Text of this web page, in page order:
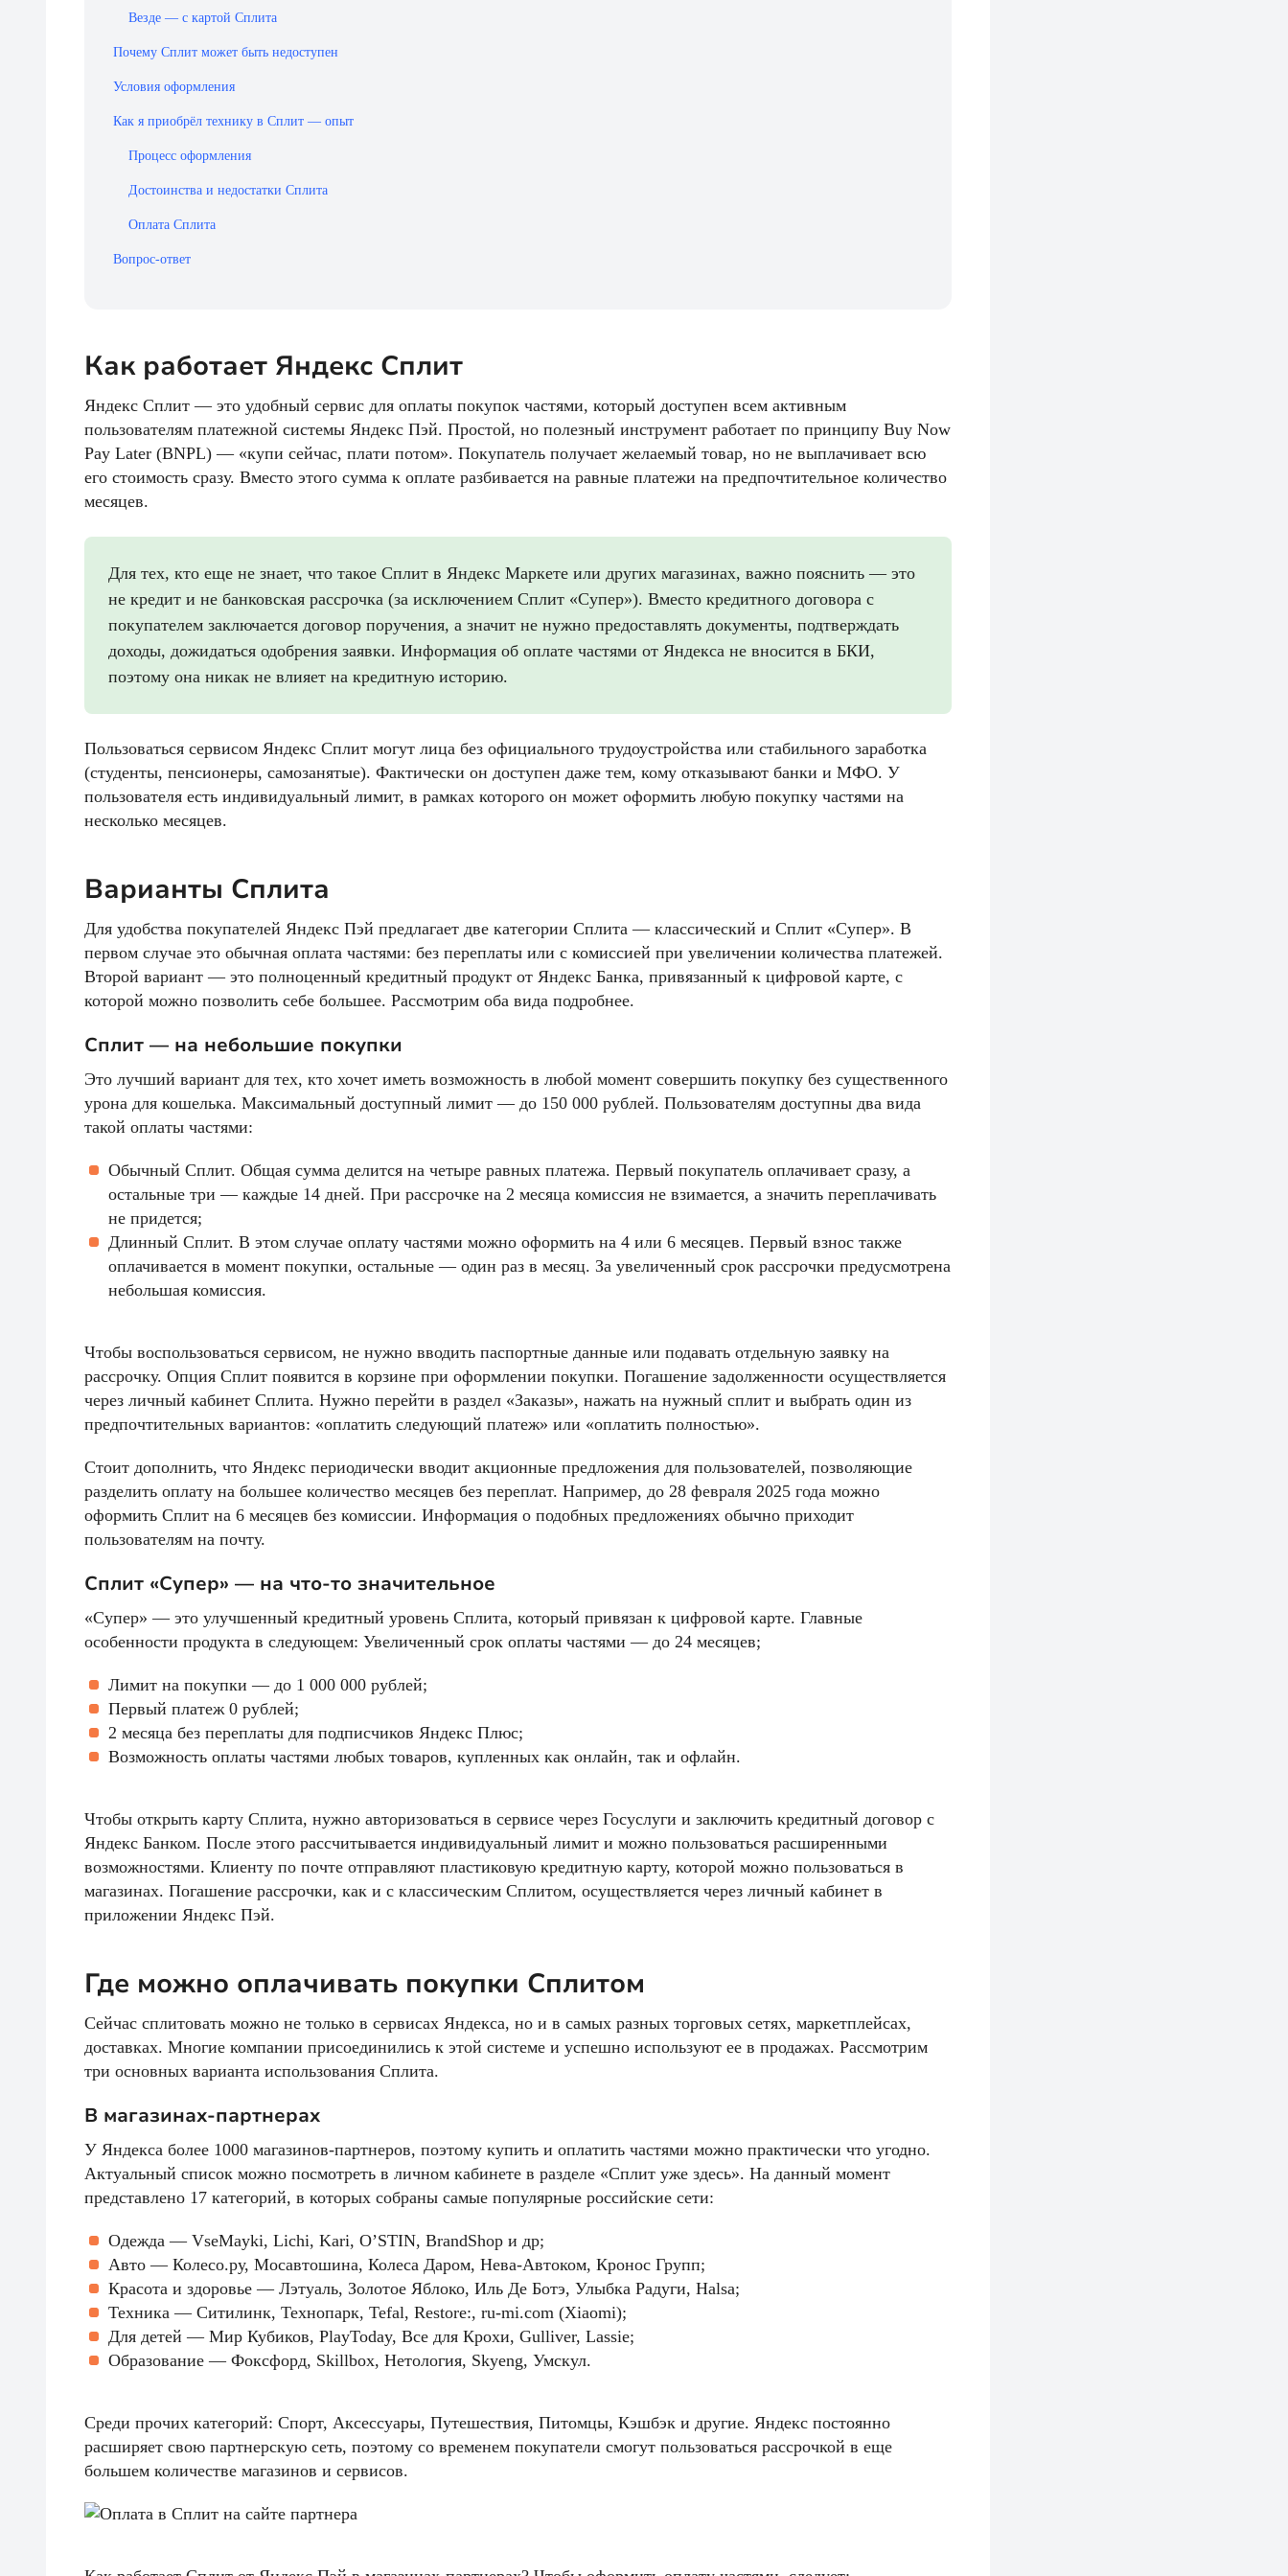
Везде — с картой Сплита
Почему Сплит может быть недоступен
Условия оформления
Как я приобрёл технику в Сплит — опыт
Процесс оформления
Достоинства и недостатки Сплита
Оплата Сплита
Вопрос-ответ
Как работает Яндекс Сплит
Яндекс Сплит — это удобный сервис для оплаты покупок частями, который доступен всем активным
пользователям платежной системы Яндекс Пэй. Простой, но полезный инструмент работает по принципу Buy Now
Pay Later (BNPL) — «купи сейчас, плати потом». Покупатель получает желаемый товар, но не выплачивает всю
его стоимость сразу. Вместо этого сумма к оплате разбивается на равные платежи на предпочтительное количество
месяцев.
Для тех, кто еще не знает, что такое Сплит в Яндекс Маркете или других магазинах, важно пояснить — это
не кредит и не банковская рассрочка (за исключением Сплит «Супер»). Вместо кредитного договора с
покупателем заключается договор поручения, а значит не нужно предоставлять документы, подтверждать
доходы, дожидаться одобрения заявки. Информация об оплате частями от Яндекса не вносится в БКИ,
поэтому она никак не влияет на кредитную историю.
Пользоваться сервисом Яндекс Сплит могут лица без официального трудоустройства или стабильного заработка
(студенты, пенсионеры, самозанятые). Фактически он доступен даже тем, кому отказывают банки и МФО. У
пользователя есть индивидуальный лимит, в рамках которого он может оформить любую покупку частями на
несколько месяцев.
Варианты Сплита
Для удобства покупателей Яндекс Пэй предлагает две категории Сплита — классический и Сплит «Супер». В
первом случае это обычная оплата частями: без переплаты или с комиссией при увеличении количества платежей.
Второй вариант — это полноценный кредитный продукт от Яндекс Банка, привязанный к цифровой карте, с
которой можно позволить себе большее. Рассмотрим оба вида подробнее.
Сплит — на небольшие покупки
Это лучший вариант для тех, кто хочет иметь возможность в любой момент совершить покупку без существенного
урона для кошелька. Максимальный доступный лимит — до 150 000 рублей. Пользователям доступны два вида
такой оплаты частями:
Обычный Сплит. Общая сумма делится на четыре равных платежа. Первый покупатель оплачивает сразу, а
остальные три — каждые 14 дней. При рассрочке на 2 месяца комиссия не взимается, а значить переплачивать
не придется;
Длинный Сплит. В этом случае оплату частями можно оформить на 4 или 6 месяцев. Первый взнос также
оплачивается в момент покупки, остальные — один раз в месяц. За увеличенный срок рассрочки предусмотрена
небольшая комиссия.
Чтобы воспользоваться сервисом, не нужно вводить паспортные данные или подавать отдельную заявку на
рассрочку. Опция Сплит появится в корзине при оформлении покупки. Погашение задолженности осуществляется
через личный кабинет Сплита. Нужно перейти в раздел «Заказы», нажать на нужный сплит и выбрать один из
предпочтительных вариантов: «оплатить следующий платеж» или «оплатить полностью».
Стоит дополнить, что Яндекс периодически вводит акционные предложения для пользователей, позволяющие
разделить оплату на большее количество месяцев без переплат. Например, до 28 февраля 2025 года можно
оформить Сплит на 6 месяцев без комиссии. Информация о подобных предложениях обычно приходит
пользователям на почту.
Сплит «Супер» — на что-то значительное
«Супер» — это улучшенный кредитный уровень Сплита, который привязан к цифровой карте. Главные
особенности продукта в следующем: Увеличенный срок оплаты частями — до 24 месяцев;
Лимит на покупки — до 1 000 000 рублей;
Первый платеж 0 рублей;
2 месяца без переплаты для подписчиков Яндекс Плюс;
Возможность оплаты частями любых товаров, купленных как онлайн, так и офлайн.
Чтобы открыть карту Сплита, нужно авторизоваться в сервисе через Госуслуги и заключить кредитный договор с
Яндекс Банком. После этого рассчитывается индивидуальный лимит и можно пользоваться расширенными
возможностями. Клиенту по почте отправляют пластиковую кредитную карту, которой можно пользоваться в
магазинах. Погашение рассрочки, как и с классическим Сплитом, осуществляется через личный кабинет в
приложении Яндекс Пэй.
Где можно оплачивать покупки Сплитом
Сейчас сплитовать можно не только в сервисах Яндекса, но и в самых разных торговых сетях, маркетплейсах,
доставках. Многие компании присоединились к этой системе и успешно используют ее в продажах. Рассмотрим
три основных варианта использования Сплита.
В магазинах-партнерах
У Яндекса более 1000 магазинов-партнеров, поэтому купить и оплатить частями можно практически что угодно.
Актуальный список можно посмотреть в личном кабинете в разделе «Сплит уже здесь». На данный момент
представлено 17 категорий, в которых собраны самые популярные российские сети:
Одежда — VseMayki, Lichi, Kari, O’STIN, BrandShop и др;
Авто — Колесо.ру, Мосавтошина, Колеса Даром, Нева-Автоком, Кронос Групп;
Красота и здоровье — Лэтуаль, Золотое Яблоко, Иль Де Ботэ, Улыбка Радуги, Halsa;
Техника — Ситилинк, Технопарк, Tefal, Restore:, ru-mi.com (Xiaomi);
Для детей — Мир Кубиков, PlayToday, Все для Крохи, Gulliver, Lassie;
Образование — Фоксфорд, Skillbox, Нетология, Skyeng, Умскул.
Среди прочих категорий: Спорт, Аксессуары, Путешествия, Питомцы, Кэшбэк и другие. Яндекс постоянно
расширяет свою партнерскую сеть, поэтому со временем покупатели смогут пользоваться рассрочкой в еще
большем количестве магазинов и сервисов.